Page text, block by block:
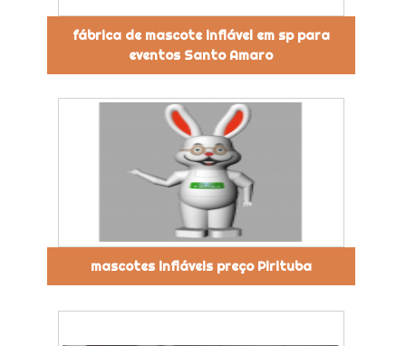
fábrica de mascote inflável em sp para
eventos Santo Amaro
mascotes infláveis preço Pirituba